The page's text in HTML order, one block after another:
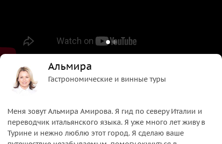
Альмира
Гастрономические и винные туры
Меня зовут Альмира Амирова. Я гид по северу Италии и
переводчик итальянского языка. Я уже много лет живу в
Турине и нежно люблю этот город. Я сделаю ваше